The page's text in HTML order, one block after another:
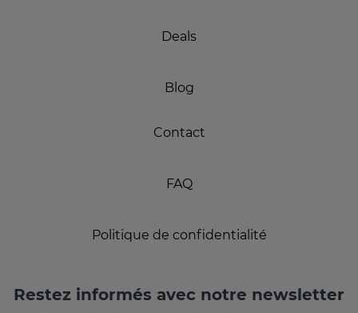
Deals
Blog
Contact
FAQ
Politique de confidentialité
Restez informés avec notre newsletter